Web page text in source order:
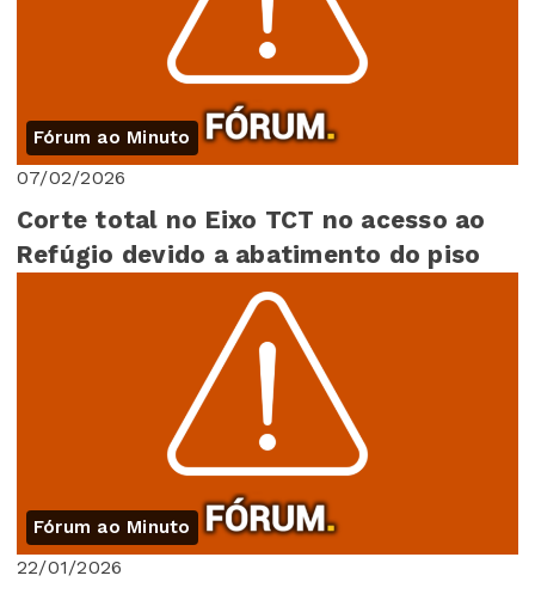
Fórum ao Minuto
07/02/2026
Corte total no Eixo TCT no acesso ao
Refúgio devido a abatimento do piso
Fórum ao Minuto
22/01/2026